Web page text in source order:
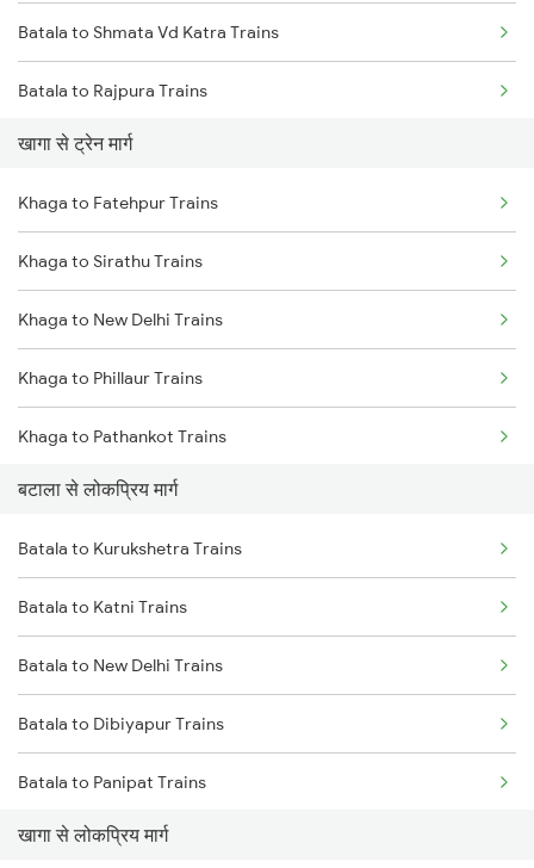
Chennai to Coimbatore Trains
Batala to Shmata Vd Katra Trains
Batala to Rajpura Trains
Batala to New Delhi Trains
Batala to Panipat Trains
Batala to Kurukshetra Trains
Batala to Durg Trains
Batala to Etawah Trains
खागा से ट्रेन मार्ग
Khaga to Fatehpur Trains
Khaga to Sirathu Trains
Khaga to New Delhi Trains
Khaga to Phillaur Trains
Khaga to Pathankot Trains
Khaga to Gurdaspur Trains
Khaga to Amritsar Trains
Khaga to Jammu Trains
Khaga to Laksar Trains
Khaga to Moradabad Trains
Khaga to Meerut Trains
Khaga to Dehradun Trains
बटाला से लोकप्रिय मार्ग
Batala to Kurukshetra Trains
Batala to Katni Trains
Batala to New Delhi Trains
Batala to Dibiyapur Trains
Batala to Panipat Trains
Batala to Pathankot Trains
खागा से लोकप्रिय मार्ग